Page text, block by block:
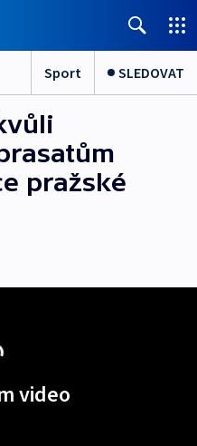
Sport SLEDOVAT
pražské
video